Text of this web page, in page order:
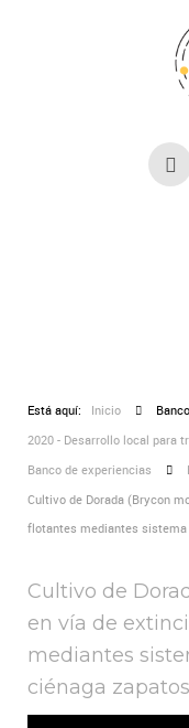
Está aquí: Inicio
2020 - Desarrollo local para
Banco de experiencias
Cultivo de Dorada (Brycon
flotantes mediantes sistema
Cultivo de
en vía de
mediantes
ciénaga